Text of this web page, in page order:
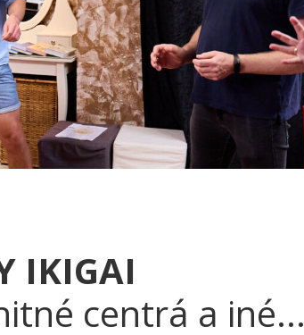
IKIGAI
centrá a iné...